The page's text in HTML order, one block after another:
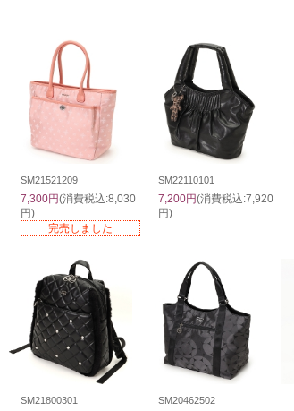
SM21521209
7,300円(消費税込:8,030
円)
完売しました
SM22110101
7,200円(消費税込:7,920
円)
SM21800301 SM20462502